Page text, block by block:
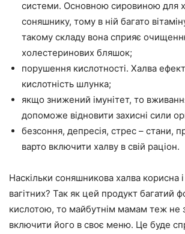
системи. Основною сировиною для
соняшнику, тому в ній багато
такому складу вона сприяє
холестеринових бляшок;
порушення кислотності. Халва
кислотність шлунка;
якщо знижений імунітет, то
допоможе відновити захисні сили
безсоння, депресія, стрес – стани,
варто включити халву в свій раціон.
Наскільки соняшникова халва корисна
вагітних? Так як цей продукт багатий
кислотою, то майбутнім мамам теж не
включити його в своє меню. Це буде